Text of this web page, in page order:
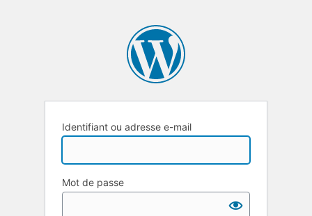
Identifiant ou adresse e-mail
Mot de passe